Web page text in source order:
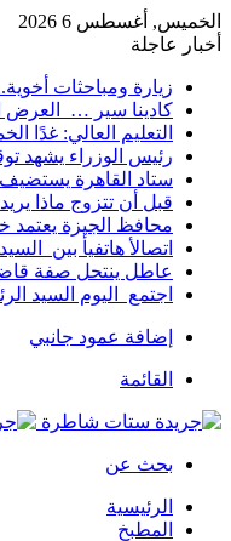
الخميس, أغسطس 6 2026
أخبار عاجلة
زيارة ومباحثات
كادينا سير … العرض
التعليم العالي: غدًا
رئيس الوزراء يشهد
ستاد القاهرة يستضيف مباريات 5 أندية
قبل أن تتزوج ماذا
محافظ الجيزة يعتمد خفض
اتصالأ هاتفيأ بين
عاطل ينتحل صفة
اجتمع اليوم السيد
إضافة عمود جانبي
القائمة
بحث عن
الرئيسية
المطبخ